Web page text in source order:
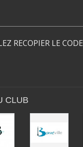
RECOPIER LE CODE
CLUB